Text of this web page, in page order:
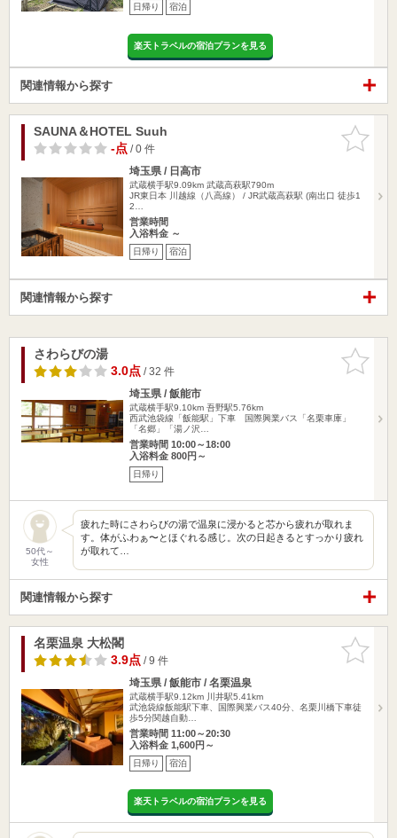
日帰り 宿泊
楽天トラベルの宿泊プランを見る
関連情報から探す
お気に入
りに追加
SAUNA＆HOTEL Suuh
-点/ 0 件
埼玉県 / 日高市
武蔵横手駅9.09km 武蔵高萩駅790m
JR東日本 川越線（八高線） / JR武蔵高萩駅 (南出口 徒歩1
2…
営業時間
入浴料金 ～
日帰り 宿泊
関連情報から探す
お気に入
りに追加
さわらびの湯
3.0点/ 32 件
埼玉県 / 飯能市
武蔵横手駅9.10km 吾野駅5.76km
西武池袋線「飯能駅」下車 国際興業バス「名栗車庫」
「名郷」「湯ノ沢…
営業時間 10:00～18:00
入浴料金 800円～
日帰り
50代～
女性
疲れた時にさわらびの湯で温泉に浸かると芯から疲れが取れま
す。体がふわぁ〜とほぐれる感じ。次の日起きるとすっかり疲れ
が取れて…
関連情報から探す
お気に入
りに追加
名栗温泉 大松閣
3.9点/ 9 件
埼玉県 / 飯能市 / 名栗温泉
武蔵横手駅9.12km
川井駅5.41km
武池袋線飯能駅下車、国際興業バス40分、名栗川橋下車徒
歩5分関越自動…
営業時間 11:00～20:30
入浴料金 1,600円～
日帰り 宿泊
楽天トラベルの宿泊プランを見る